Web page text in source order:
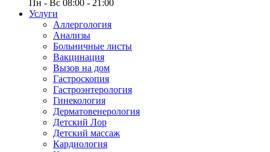
Пн - Вс 08:00 - 21:00
Услуги
Аллергология
Анализы
Больничные листы
Вакцинация
Вызов на дом
Гастроскопия
Гастроэнтерология
Гинекология
Дерматовенерология
Детский Лор
Детский массаж
Кардиология